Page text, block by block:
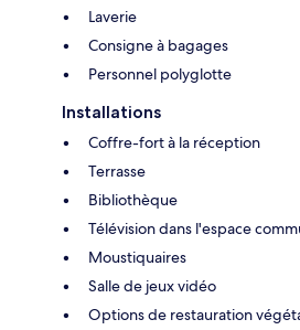
Laverie
Consigne à bagages
Personnel polyglotte
Installations
Coffre-fort à la réception
Terrasse
Bibliothèque
Télévision dans l'espace
Moustiquaires
Salle de jeux vidéo
Options de restauration